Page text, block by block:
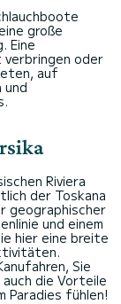
große
Eine
verbringen oder
auf
und
Riviera
der Toskana
geographischer
und einem
hier eine breite
Sie
die Vorteile
Paradies fühlen!